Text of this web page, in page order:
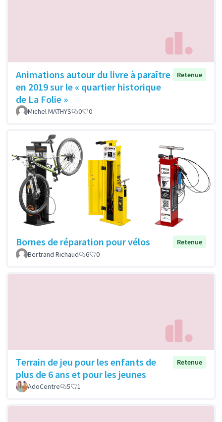
Animations autour du livre à paraître
en 2019 sur le « quartier historique
de La Folie »
Retenue
Michel MATHYS 0 0
Bornes de réparation pour vélos
Retenue
Bertrand Richaud
6 0
Terrain de jeu pour les enfants de
plus de 6 ans et pour les jeunes
Retenue
AdoCentre 5 1